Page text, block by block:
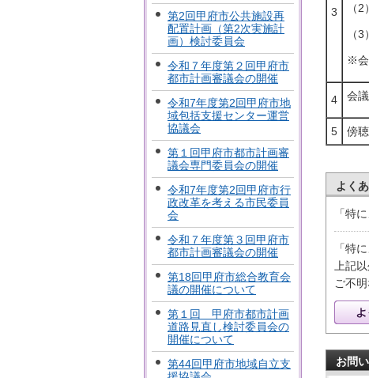
第2回甲府市公共施設再
配置計画（第2次実施計
画）検討委員会
令和７年度第２回甲府市
都市計画審議会の開催
令和7年度第2回甲府市地
域包括支援センター運営
協議会
第１回甲府市都市計画審
議会専門委員会の開催
令和7年度第2回甲府市行
政改革を考える市民委員
会
令和７年度第３回甲府市
都市計画審議会の開催
第18回甲府市総合教育会
議の開催について
第１回 甲府市都市計画
道路見直し検討委員会の
開催について
第44回甲府市地域自立支
3 （
（
※会
4 会
5 傍
よく
「特
「特
上記
ご不
お問